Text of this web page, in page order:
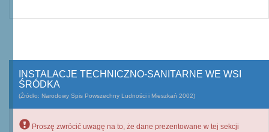
INSTALACJE TECHNICZNO-SANITARNE WE WSI
ŚRÓDKA
(Źródło: Narodowy Spis Powszechny Ludności i Mieszkań 2002)
Proszę zwrócić uwagę na to, że dane prezentowane w tej sekcji